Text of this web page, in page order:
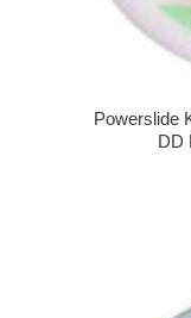
Powerslide
DD